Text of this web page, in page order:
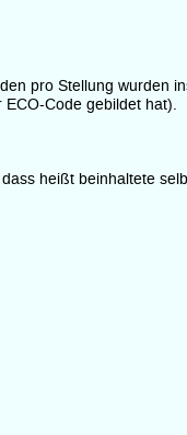
pro Stellung wurden
Code gebildet hat).
heißt beinhaltete